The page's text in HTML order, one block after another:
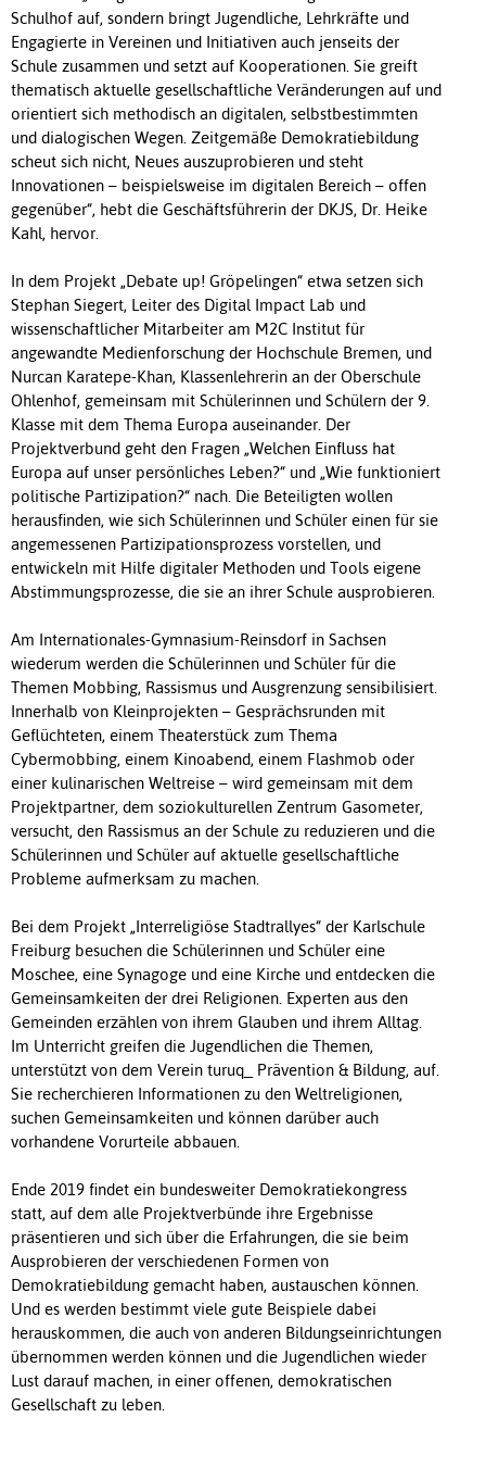
Schulhof auf, sondern bringt Jugendliche, Lehrkräfte und
Engagierte in Vereinen und Initiativen auch jenseits der
Schule zusammen und setzt auf Kooperationen. Sie greift
thematisch aktuelle gesellschaftliche Veränderungen auf und
orientiert sich methodisch an digitalen, selbstbestimmten
und dialogischen Wegen. Zeitgemäße Demokratiebildung
scheut sich nicht, Neues auszuprobieren und steht
Innovationen – beispielsweise im digitalen Bereich – offen
gegenüber“, hebt die Geschäftsführerin der DKJS, Dr. Heike
Kahl, hervor.
In dem Projekt „Debate up! Gröpelingen“ etwa setzen sich
Stephan Siegert, Leiter des Digital Impact Lab und
wissenschaftlicher Mitarbeiter am M2C Institut für
angewandte Medienforschung der Hochschule Bremen, und
Nurcan Karatepe-Khan, Klassenlehrerin an der Oberschule
Ohlenhof, gemeinsam mit Schülerinnen und Schülern der 9.
Klasse mit dem Thema Europa auseinander. Der
Projektverbund geht den Fragen „Welchen Einfluss hat
Europa auf unser persönliches Leben?“ und „Wie funktioniert
politische Partizipation?“ nach. Die Beteiligten wollen
herausfinden, wie sich Schülerinnen und Schüler einen für sie
angemessenen Partizipationsprozess vorstellen, und
entwickeln mit Hilfe digitaler Methoden und Tools eigene
Abstimmungsprozesse, die sie an ihrer Schule ausprobieren.
Am Internationales-Gymnasium-Reinsdorf in Sachsen
wiederum werden die Schülerinnen und Schüler für die
Themen Mobbing, Rassismus und Ausgrenzung sensibilisiert.
Innerhalb von Kleinprojekten – Gesprächsrunden mit
Geflüchteten, einem Theaterstück zum Thema
Cybermobbing, einem Kinoabend, einem Flashmob oder
einer kulinarischen Weltreise – wird gemeinsam mit dem
Projektpartner, dem soziokulturellen Zentrum Gasometer,
versucht, den Rassismus an der Schule zu reduzieren und die
Schülerinnen und Schüler auf aktuelle gesellschaftliche
Probleme aufmerksam zu machen.
Bei dem Projekt „Interreligiöse Stadtrallyes“ der Karlschule
Freiburg besuchen die Schülerinnen und Schüler eine
Moschee, eine Synagoge und eine Kirche und entdecken die
Gemeinsamkeiten der drei Religionen. Experten aus den
Gemeinden erzählen von ihrem Glauben und ihrem Alltag.
Im Unterricht greifen die Jugendlichen die Themen,
unterstützt von dem Verein turuq_ Prävention & Bildung, auf.
Sie recherchieren Informationen zu den Weltreligionen,
suchen Gemeinsamkeiten und können darüber auch
vorhandene Vorurteile abbauen.
Ende 2019 findet ein bundesweiter Demokratiekongress
statt, auf dem alle Projektverbünde ihre Ergebnisse
präsentieren und sich über die Erfahrungen, die sie beim
Ausprobieren der verschiedenen Formen von
Demokratiebildung gemacht haben, austauschen können.
Und es werden bestimmt viele gute Beispiele dabei
herauskommen, die auch von anderen Bildungseinrichtungen
übernommen werden können und die Jugendlichen wieder
Lust darauf machen, in einer offenen, demokratischen
Gesellschaft zu leben.